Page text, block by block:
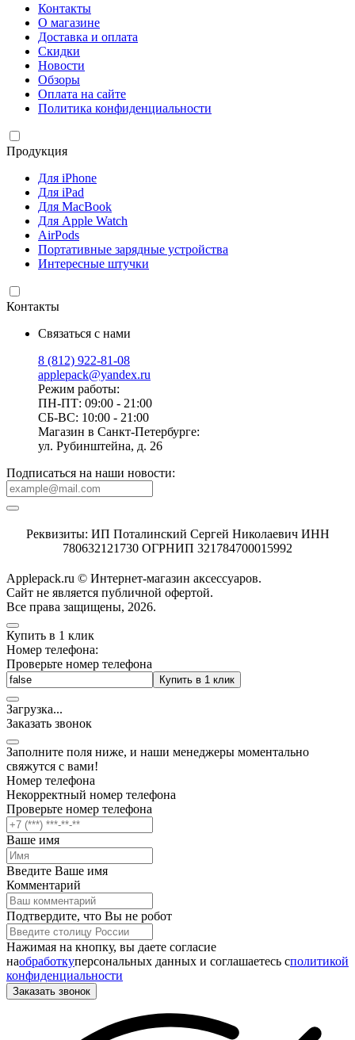
Контакты
О магазине
Доставка и оплата
Скидки
Новости
Обзоры
Оплата на сайте
Политика конфиденциальности
Продукция
Для iPhone
Для iPad
Для MacBook
Для Apple Watch
AirPods
Портативные зарядные устройства
Интересные штучки
Контакты
Связаться с нами
8 (812) 922-81-08
applepack@yandex.ru
Режим работы:
ПН-ПТ: 09:00 - 21:00
СБ-ВС: 10:00 - 21:00
Магазин в Санкт-Петербурге:
ул. Рубинштейна, д. 26
Подписаться на наши новости:
Реквизиты: ИП Поталинский Сергей Николаевич ИНН
780632121730 ОГРНИП 321784700015992
Applepack.ru © Интернет-магазин аксессуаров.
Cайт не является публичной офертой.
Все права защищены, 2026.
Купить в 1 клик
Номер телефона:
Проверьте номер телефона
Купить в 1 клик
Загрузка...
Заказать звонок
Заполните поля ниже, и наши менеджеры моментально
свяжутся с вами!
Номер телефона
Некорректный номер телефона
Проверьте номер телефона
Ваше имя
Введите Ваше имя
Комментарий
Подтвердите, что Вы не робот
Нажимая на кнопку, вы даете согласие
наобработкуперсональных данных и соглашаетесь cполитикой
конфиденциальности
Заказать звонок